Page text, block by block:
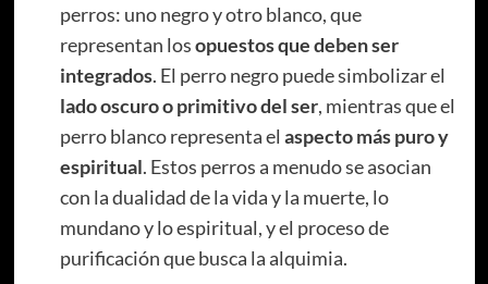
perros: uno negro y otro blanco, que
representan losopuestos que deben ser
integrados. El perro negro puede simbolizar el
lado oscuro o primitivo del ser, mientras que el
perro blanco representa el aspecto más puro y
espiritual. Estos perros a menudo se asocian
con la dualidad de la vida y la muerte, lo
mundano y lo espiritual, y el proceso de
purificación que busca la alquimia.